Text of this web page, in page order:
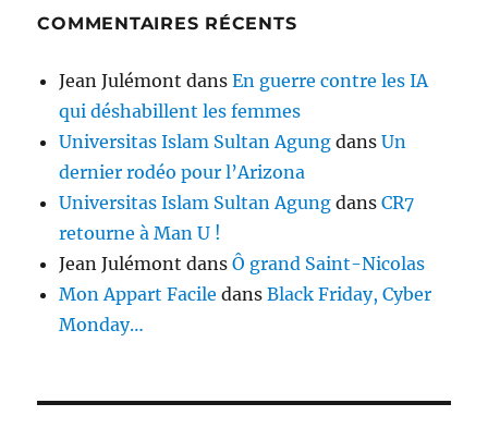
COMMENTAIRES RÉCENTS
Jean Julémont dansEn guerre contre les IA
qui déshabillent les femmes
Universitas Islam Sultan Agung dansUn
dernier rodéo pour l’Arizona
Universitas Islam Sultan Agung dansCR7
retourne à Man U !
Jean Julémont dansÔ grand Saint-Nicolas
Mon Appart Facile dansBlack Friday, Cyber
Monday…